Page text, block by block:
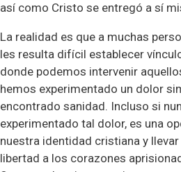
así como Cristo se entregó a sí
La realidad es que a muchas
les resulta difícil establecer
donde podemos intervenir
hemos experimentado un dolor
encontrado sanidad. Incluso si
experimentado tal dolor, es una
nuestra identidad cristiana y
libertad a los corazones